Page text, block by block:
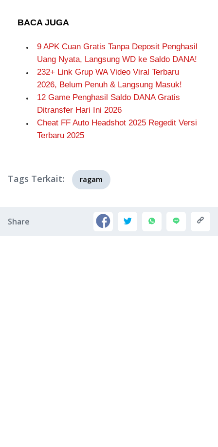
BACA JUGA
9 APK Cuan Gratis Tanpa Deposit Penghasil
Uang Nyata, Langsung WD ke Saldo DANA!
232+ Link Grup WA Video Viral Terbaru
2026, Belum Penuh & Langsung Masuk!
12 Game Penghasil Saldo DANA Gratis
Ditransfer Hari Ini 2026
Cheat FF Auto Headshot 2025 Regedit Versi
Terbaru 2025
Tags Terkait: ragam
Share